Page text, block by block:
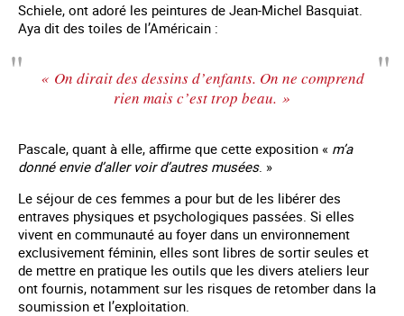
Schiele, ont adoré les peintures de Jean-Michel Basquiat.
Aya dit des toiles de l’Américain :
« On dirait des dessins d’enfants. On ne comprend
rien mais c’est trop beau. »
Pascale, quant à elle, affirme que cette exposition « m’a
donné envie d’aller voir d’autres musées. »
Le séjour de ces femmes a pour but de les libérer des
entraves physiques et psychologiques passées. Si elles
vivent en communauté au foyer dans un environnement
exclusivement féminin, elles sont libres de sortir seules et
de mettre en pratique les outils que les divers ateliers leur
ont fournis, notamment sur les risques de retomber dans la
soumission et l’exploitation.